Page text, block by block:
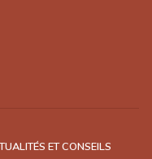
ET CONSEILS